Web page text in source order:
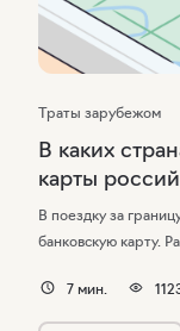
Траты зарубежом
В каких
карты
В поездку за
банковскую карту.
расплачиваться и в
российских банков.
7 мин.